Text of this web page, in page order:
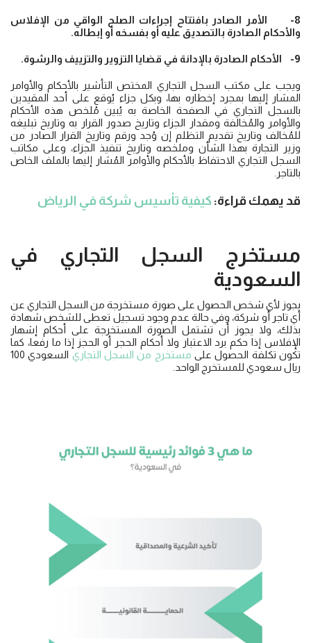
8- الأمر الصادر بافتتاح إجراءات الصلح الواقي من الإفلاس
والأحكام الصادرة بالتصديق عليه أو بفسخه أو إبطاله.
9- الأحكام الصادرة بالإدانة في قضايا التزوير والتزييف والرشوة.
ويجب على مكتب السجل التجاري المختص التأشير بالأحكام والأوامر
المشار إليها بمجرد إخطاره بها، وبكل جزاء يُوقع على أحد المقيدين
بالسجل التجاري في الصفحة الخاصة به يُبين مُلخص هذه الأحكام
والأوامر والمُخالفة ومقدار الجزاء وتاريخ صدور القرار به وتاريخ تبليغه
للمُخالف وتاريخ تقديم التظلم إن وُجد ورقم وتاريخ القرار الصادر من
وزير التجارة بهذا الشأن وملخصه وتاريخ تنفيذ الجزاء، وعلى مكاتب
السجل التجاري الاحتفاظ بالأحكام والأوامر المُشار إليها بالملف الخاص
بالتاجر.
قد يهمك قراءة:كيفية تأسيس شركة في الرياض
مستخرج السجل التجاري في
السعودية
يجوز لأي شخص الحصول على صورة مستخرجة من السجل التجاري عن
أي تاجر أو شركة، وفي حالة عدم وجود تسجيل تعطى للشخص شهادة
بذلك، ولا يجوز أن تشتمل الصورة المستخرجة على أحكام إشهار
الإفلاس إذا حكم برد الاعتبار ولا أحكام الحجر أو الحجز إذا ما رفعا، كما
تكون تكلفة الحصول علىمستخرج من السجل التجاري
السعودي 100
ريال سعودي للمستخرج الواحد.